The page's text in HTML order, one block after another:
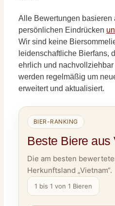
Alle Bewertungen basieren
persönlichen Eindrücken
Wir sind keine
leidenschaftliche Bierfans,
ehrlich und
werden regelmäßig um
erweitert und aktualisiert.
BIER-RANKING
Beste Biere aus
Die am besten
Herkunftsland „Vietnam“.
1 bis 1 von 1 Bieren